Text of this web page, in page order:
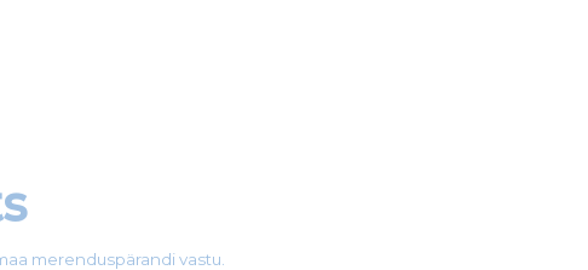
merenduspärandi vastu.